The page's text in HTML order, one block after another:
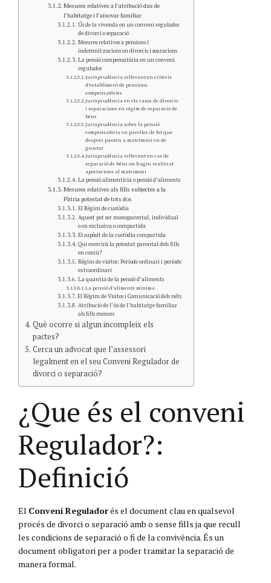
Mesures relatives a l’atribució dus de
l’habitatge i l’aixovar familiar
Ús de la vivenda en un conveni regulador
de divorci o separació
Mesures relatives a pensions i
indemnitzacions en divorcis i searacions
La pensió compensatòria en un conveni
regulador
Jurisprudència rellevant en criteris
d’establiment de pensions
compensatòries
Jurisprudència en els casos de divorcis
i separacions en règim de separació de
béns
Jurisprudència sobre la pensió
compensatòria en parelles de fet que
després passen a matrimoni en de
guanys
Jurisprudència rellevant en cas de
separació de béns on hagin realitzat
aportacions al matrimoni
La pensió alimentícia o pensió d’aliments
Mesures relatives als fills subjectes a la
Pàtria potestat de tots dos
El Règim de custòdia
Aquest pot ser monoparental, individual
o en exclusiva o compartida
El supòsit de la custòdia compartida
Qui exercirà la potestat parental dels fills
en comú?
Règim de visites: Període ordinari i període
extraordinari
La quantia de la pensió d’aliments
La pensió d’aliments mínima
El Règim de Visites i Comunicació dels néts
Atribució de l’ús de l’habitatge familiar
als fills menors
Què ocorre si algun incompleix els
pactes?
Cerca un advocat que l’assessori
legalment en el seu Conveni Regulador de
divorci o separació?
¿Que és el conveni
Regulador?:
Definició
El Conveni Reguladorés el document clau en qualsevol
procés de divorci o separació amb o sense fills ja que recull
les condicions de separació o fi de la convivència. És un
document obligatori per a poder tramitar la separació de
manera formal.